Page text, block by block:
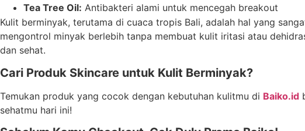
Tea Tree Oil: Antibakteri alami untuk mencegah breakout
Kulit berminyak, terutama di cuaca tropis Bali, adalah hal yang
mengontrol minyak berlebih tanpa membuat kulit iritasi atau
dan sehat.
Cari Produk Skincare untuk Kulit Berminyak?
Temukan produk yang cocok dengan kebutuhan kulitmu di Baiko.id
sehatmu hari ini!